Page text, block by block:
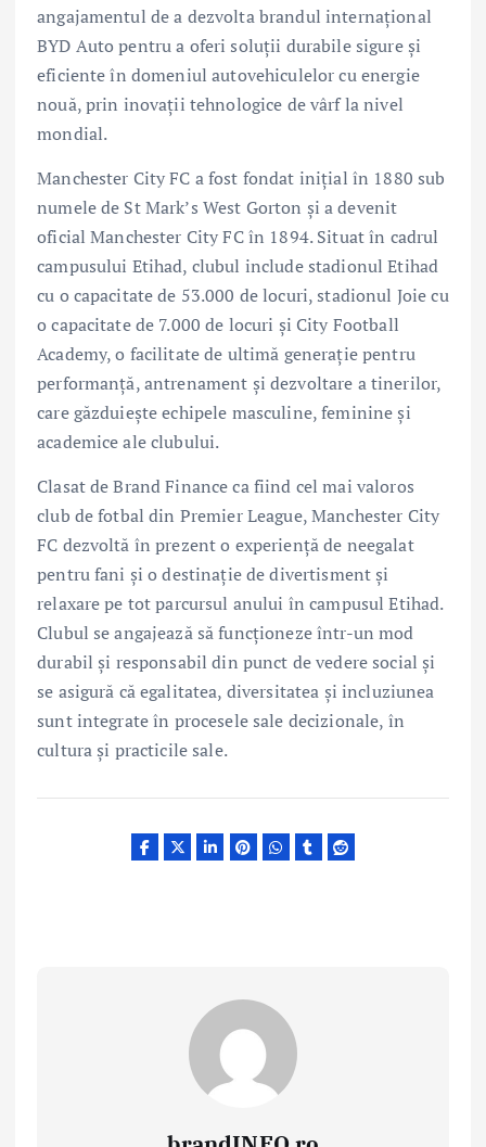
angajamentul de a dezvolta brandul internațional
BYD Auto pentru a oferi soluții durabile sigure și
eficiente în domeniul autovehiculelor cu energie
nouă, prin inovații tehnologice de vârf la nivel
mondial.
Manchester City FC a fost fondat inițial în 1880 sub
numele de St Mark’s West Gorton și a devenit
oficial Manchester City FC în 1894. Situat în cadrul
campusului Etihad, clubul include stadionul Etihad
cu o capacitate de 53.000 de locuri, stadionul Joie cu
o capacitate de 7.000 de locuri și City Football
Academy, o facilitate de ultimă generație pentru
performanță, antrenament și dezvoltare a tinerilor,
care găzduiește echipele masculine, feminine și
academice ale clubului.
Clasat de Brand Finance ca fiind cel mai valoros
club de fotbal din Premier League, Manchester City
FC dezvoltă în prezent o experiență de neegalat
pentru fani și o destinație de divertisment și
relaxare pe tot parcursul anului în campusul Etihad.
Clubul se angajează să funcționeze într-un mod
durabil și responsabil din punct de vedere social și
se asigură că egalitatea, diversitatea și incluziunea
sunt integrate în procesele sale decizionale, în
cultura și practicile sale.